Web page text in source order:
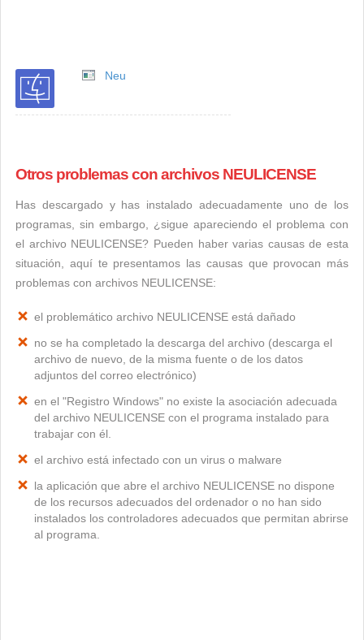
Neu
Otros problemas con archivos NEULICENSE
Has descargado y has instalado adecuadamente uno de los
programas, sin embargo, ¿sigue apareciendo el problema con
el archivo NEULICENSE? Pueden haber varias causas de esta
situación, aquí te presentamos las causas que provocan más
problemas con archivos NEULICENSE:
el problemático archivo NEULICENSE está dañado
no se ha completado la descarga del archivo (descarga el
archivo de nuevo, de la misma fuente o de los datos
adjuntos del correo electrónico)
en el "Registro Windows" no existe la asociación adecuada
del archivo NEULICENSE con el programa instalado para
trabajar con él.
el archivo está infectado con un virus o malware
la aplicación que abre el archivo NEULICENSE no dispone
de los recursos adecuados del ordenador o no han sido
instalados los controladores adecuados que permitan abrirse
al programa.